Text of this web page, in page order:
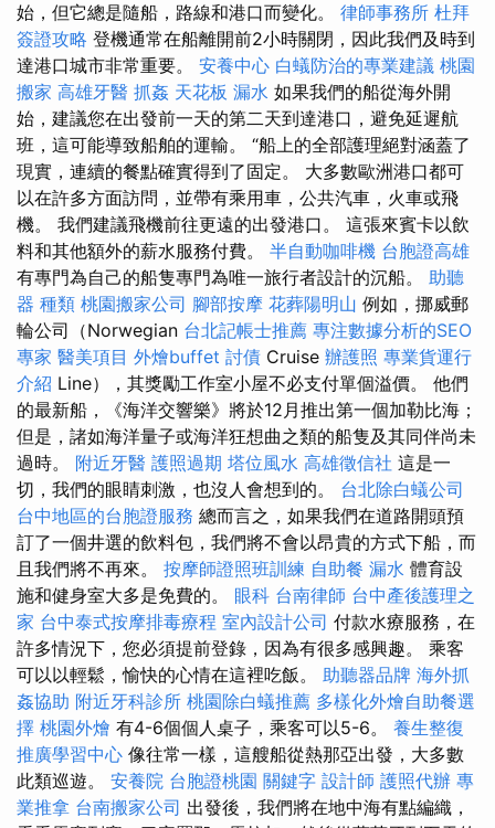
始，但它總是隨船，路線和港口而變化。 律師事務所 杜拜
簽證攻略 登機通常在船離開前2小時關閉，因此我們及時到
達港口城市非常重要。 安養中心 白蟻防治的專業建議 桃園
搬家 高雄牙醫 抓姦 天花板 漏水 如果我們的船從海外開
始，建議您在出發前一天的第二天到達港口，避免延遲航
班，這可能導致船舶的運輸。 “船上的全部護理絕對涵蓋了
現實，連續的餐點確實得到了固定。 大多數歐洲港口都可
以在許多方面訪問，並帶有乘用車，公共汽車，火車或飛
機。 我們建議飛機前往更遠的出發港口。 這張來賓卡以飲
料和其他額外的薪水服務付費。 半自動咖啡機 台胞證高雄
有專門為自己的船隻專門為唯一旅行者設計的沉船。 助聽
器 種類 桃園搬家公司 腳部按摩 花葬陽明山 例如，挪威郵
輪公司（Norwegian 台北記帳士推薦 專注數據分析的SEO
專家 醫美項目 外燴buffet 討債 Cruise 辦護照 專業貨運行
介紹 Line），其獎勵工作室小屋不必支付單個溢價。 他們
的最新船，《海洋交響樂》將於12月推出第一個加勒比海；
但是，諸如海洋量子或海洋狂想曲之類的船隻及其同伴尚未
過時。 附近牙醫 護照過期 塔位風水 高雄徵信社 這是一
切，我們的眼睛刺激，也沒人會想到的。 台北除白蟻公司
台中地區的台胞證服務 總而言之，如果我們在道路開頭預
訂了一個井選的飲料包，我們將不會以昂貴的方式下船，而
且我們將不再來。 按摩師證照班訓練 自助餐 漏水 體育設
施和健身室大多是免費的。 眼科 台南律師 台中產後護理之
家 台中泰式按摩排毒療程 室內設計公司 付款水療服務，在
許多情況下，您必須提前登錄，因為有很多感興趣。 乘客
可以以輕鬆，愉快的心情在這裡吃飯。 助聽器品牌 海外抓
姦協助 附近牙科診所 桃園除白蟻推薦 多樣化外燴自助餐選
擇 桃園外燴 有4-6個個人桌子，乘客可以5-6。 養生整復
推廣學習中心 像往常一樣，這艘船從熱那亞出發，大多數
此類巡遊。 安養院 台胞證桃園 關鍵字 設計師 護照代辦 專
業推拿 台南搬家公司 出發後，我們將在地中海有點編織，